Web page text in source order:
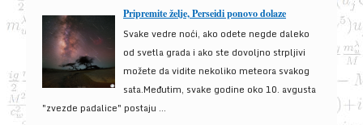
Pripremite želje, Perseidi ponovo dolaze
Svake vedre noći, ako odete negde daleko
od svetla grada i ako ste dovoljno strpljivi
možete da vidite nekoliko meteora svakog
sata.Međutim, svake godine oko 10. avgusta
"zvezde padalice" postaju ...